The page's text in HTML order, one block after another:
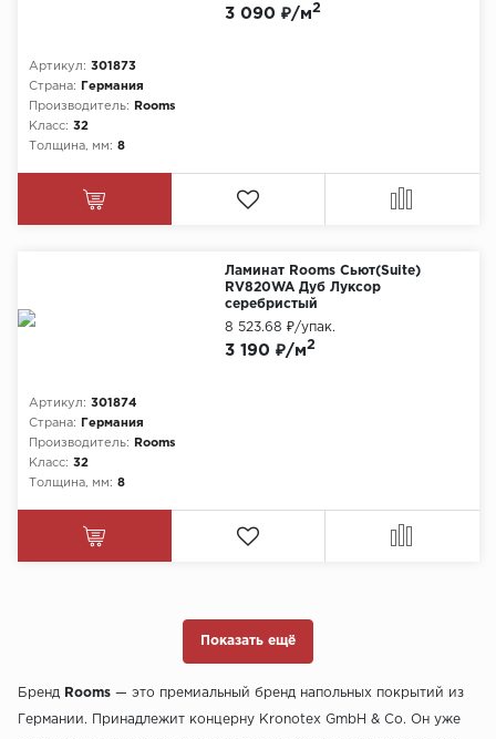
Артикул: 301873
Страна:
Германия
Производитель:
Rooms
Класс: 32
Толщина, мм: 8
3 090 ₽/м2
Ламинат Rooms Сьют(Suite)
RV820WA Дуб Луксор
серебристый
Артикул: 301874
Страна:
Германия
Производитель:
Rooms
Класс: 32
Толщина, мм: 8
3 190 ₽/м2
8 523.68 ₽/упак.
Показать ещё
Бренд Rooms— это премиальный бренд напольных покрытий из
Германии. Принадлежит концерну Kronotex GmbH & Co. Он уже